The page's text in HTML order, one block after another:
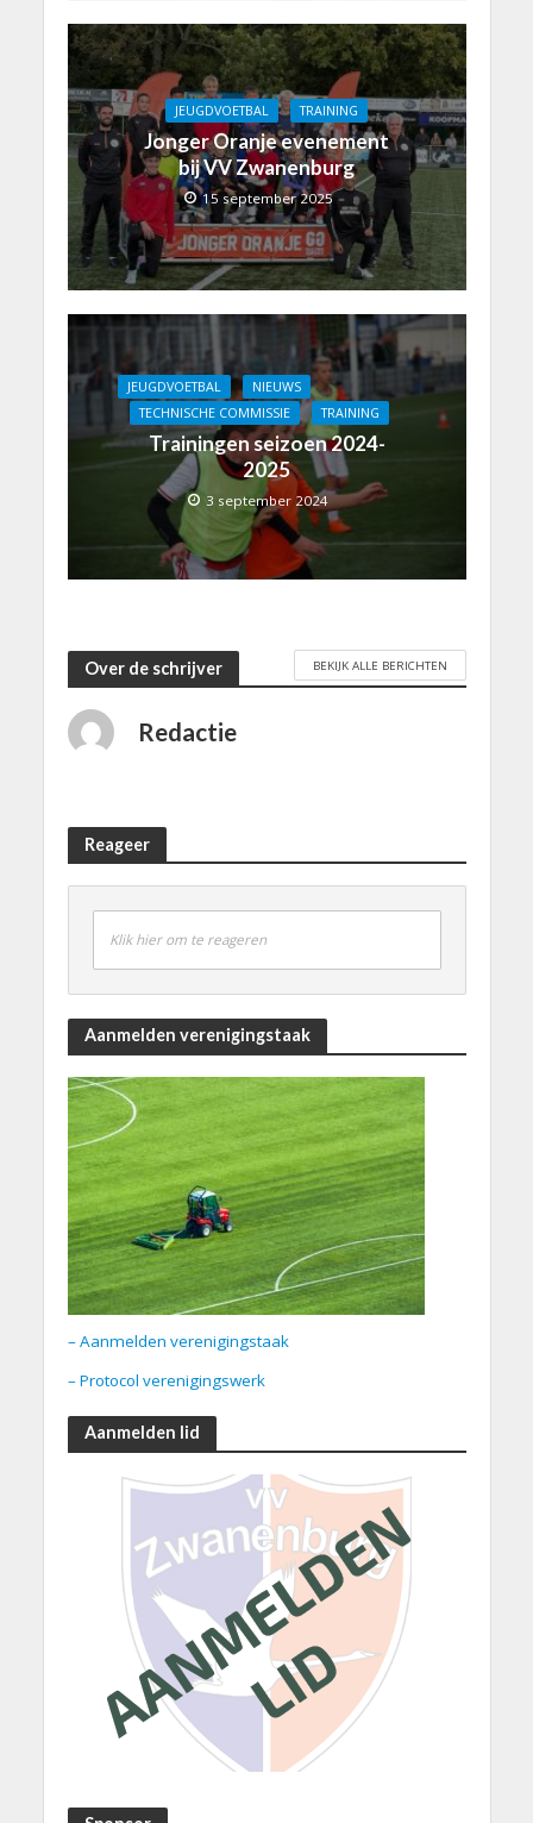
JEUGDVOETBAL TRAINING
Jonger Oranje evenement
bij VV Zwanenburg
15 september 2025
JEUGDVOETBAL
NIEUWS
TECHNISCHE COMMISSIE
TRAINING
Trainingen seizoen 2024-
2025
3 september 2024
Over de schrijver BEKIJK ALLE BERICHTEN
Redactie
Reageer
Klik hier om te reageren
Aanmelden verenigingstaak
– Aanmelden verenigingstaak
– Protocol verenigingswerk
Aanmelden lid